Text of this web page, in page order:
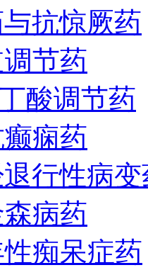
抗惊厥药
节药
酸调节药
痫药
行性病
病药
痴呆症药